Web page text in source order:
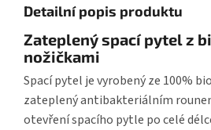
Detailní popis produktu
Zateplený spací pytel z
nožičkami
Spací pytel je vyrobený ze 100%
zateplený antibakteriálním
otevření spacího pytle po celé